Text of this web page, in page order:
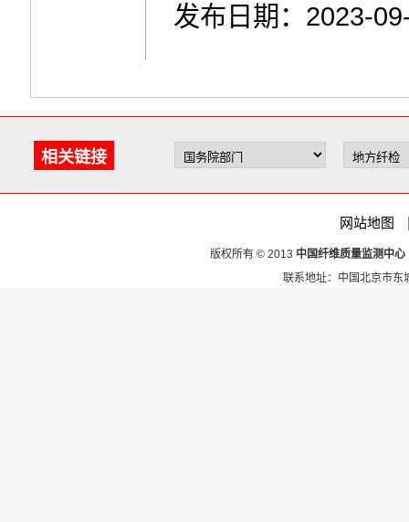
发布日期：2023-
相关链接
网站地图
版权所有 © 2013 中国纤维质量监测中心
联系地址：中国北京市东